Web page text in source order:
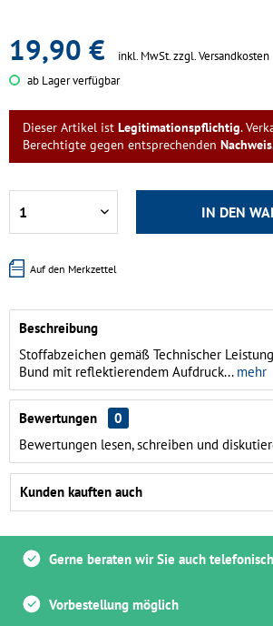
19,90 € inkl. MwSt.zzgl. Versandkosten
ab Lager verfügbar
Dieser Artikel ist Legitimationspflichtig.
Berechtigte gegen entsprechenden Nachweis
IN DEN
Auf den Merkzettel
Beschreibung
Stoffabzeichen gemäß Technischer
Bund mit reflektierendem Aufdruck...mehr
Bewertungen
0
Bewertungen lesen, schreiben und
Kunden kauften auch
Gerne beraten wir Sie auch telefonisch
Vorbestellung möglich